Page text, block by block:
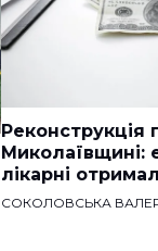
Реконструкція
Миколаївщині:
лікарні
СОКОЛОВСЬКА